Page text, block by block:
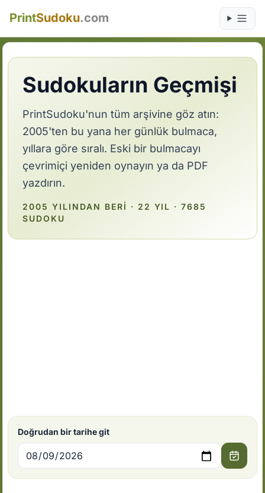
PrintSudoku.com
Sudokuların Geçmişi
PrintSudoku'nun tüm arşivine göz atın:
2005'ten bu yana her günlük bulmaca,
yıllara göre sıralı. Eski bir bulmacayı
çevrimiçi yeniden oynayın ya da PDF
yazdırın.
2005 YILINDAN BERI · 22 YIL · 7685
SUDOKU
Doğrudan bir tarihe git